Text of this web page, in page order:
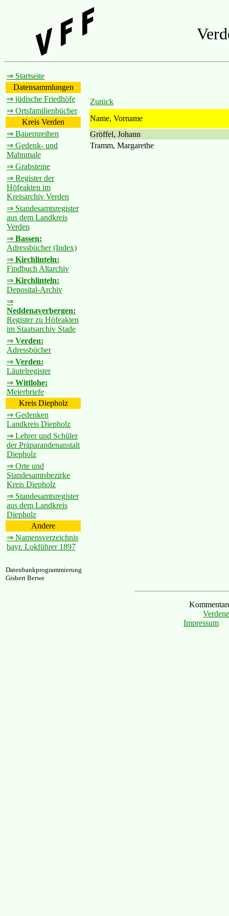
⇒ Startseite
Datensammlungen
⇒ jüdische Friedhöfe
⇒ Ortsfamilienbücher
Kreis Verden
⇒ Bauernreihen
⇒ Gedenk- und
Mahnmale
⇒ Grabsteine
⇒ Register der
Höfeakten im
Kreisarchiv Verden
⇒ Standesamtsregister
aus dem Landkreis
Verden
⇒ Bassen:
Adressbücher (Index)
⇒ Kirchlinteln:
Findbuch Altarchiv
⇒ Kirchlinteln:
Deposital-Archiv
⇒
Neddenaverbergen:
Register zu Höfeakten
im Staatsarchiv Stade
⇒ Verden:
Adressbücher
⇒ Verden:
Läutelregister
⇒ Wittlohe:
Meierbriefe
Kreis Diepholz
⇒ Gedenken
Landkreis Diepholz
⇒ Lehrer und Schüler
der Präparandenanstalt
Diepholz
⇒ Orte und
Standesamtsbezirke
Kreis Diepholz
⇒ Standesamtsregister
aus dem Landkreis
Diepholz
Andere
⇒ Namensverzeichnis
bayr. Lokführer 1897
Zurück
Name, Vorname
Gröffel, Johann
Tramm, Margarethe
Datenbankprogrammierung
Gisbert Berwe
Impressum